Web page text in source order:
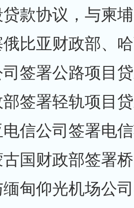
款协议，与柬
比亚财政部、
签署公路项目
签署轻轨项目
信公司签署电
国财政部签署
甸仰光机场公